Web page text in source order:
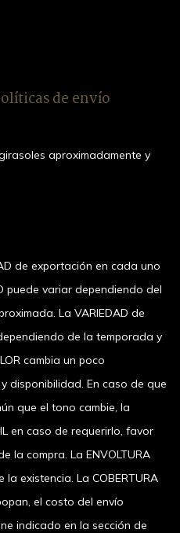
de envío
aproximadamente y
de exportación en cada uno
puede variar dependiendo del
La VARIEDAD de
de la temporada y
cambia un poco
disponibilidad. En caso de que
que el tono cambie, la
en caso de requerirlo, favor
la compra. La ENVOLTURA
existencia. La COBERTURA
el costo del envío
indicado en la sección de